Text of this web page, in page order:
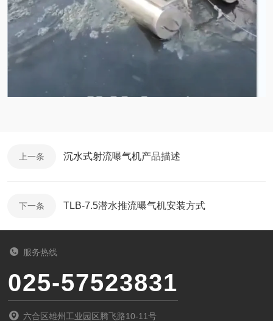
上一条 沉水式射流曝气机产品描述
下一条 TLB-7.5潜水推流曝气机安装方式
服务热线
025-57523831
六合区雄州工业园区腾飞路10-11号